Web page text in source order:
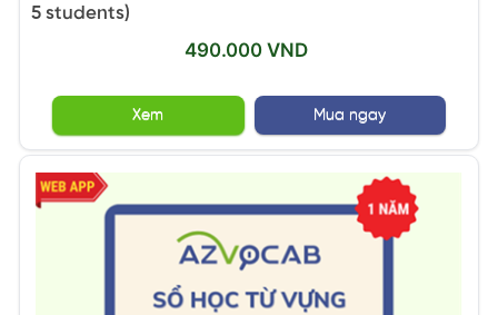
5 students)
490.000 VND
Xem Mua ngay